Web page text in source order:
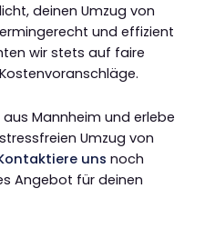
deinen Umzug von
und effizient
wir stets auf faire
Mannheim und erlebe
Umzug von
uns noch
Angebot für deinen